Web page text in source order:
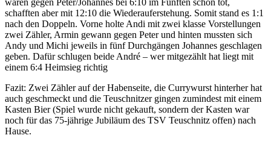
schafften aber mit 12:10 die Wiederauferstehung. Somit stand es 1:1
nach den Doppeln. Vorne holte Andi mit zwei klasse Vorstellungen
zwei Zähler, Armin gewann gegen Peter und hinten mussten sich
Andy und Michi jeweils in fünf Durchgängen Johannes geschlagen
geben. Dafür schlugen beide André – wer mitgezählt hat liegt mit
einem 6:4 Heimsieg richtig
Fazit: Zwei Zähler auf der Habenseite, die Currywurst hinterher hat
auch geschmeckt und die Teuschnitzer gingen zumindest mit einem
Kasten Bier (Spiel wurde nicht gekauft, sondern der Kasten war
noch für das 75-jährige Jubiläum des TSV Teuschnitz offen) nach
Hause.